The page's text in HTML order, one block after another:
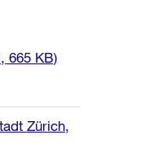
665 KB)
Zürich,